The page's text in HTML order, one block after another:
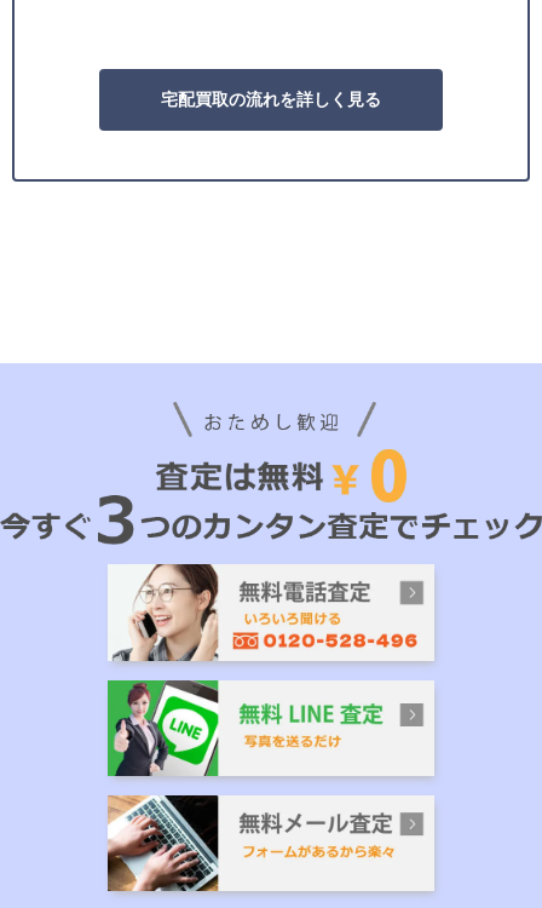
宅配買取の流れを詳しく見る